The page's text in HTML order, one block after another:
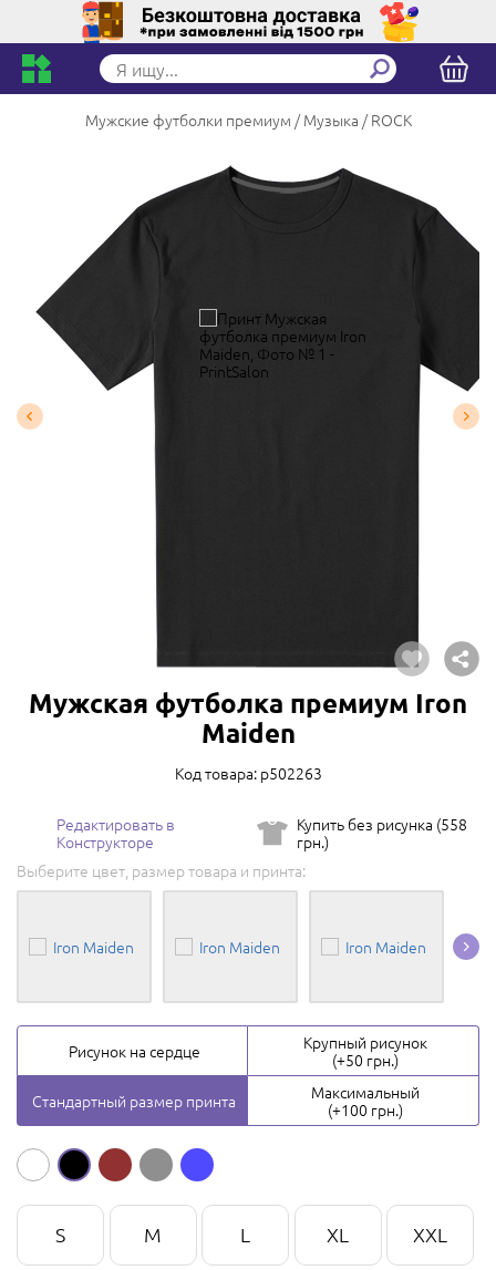
Мужские футболки премиум Музыка ROCK
Мужская футболка премиум Iron
Maiden
Код товара: p502263
Редактировать в
Конструкторе
Купить без рисунка (558
грн.)
Выберите цвет, размер товара и принта:
Рисунок на сердце
Крупный рисунок
(+50 грн.)
Стандартный размер принта
Максимальный
(+100 грн.)
S M L XL XXL